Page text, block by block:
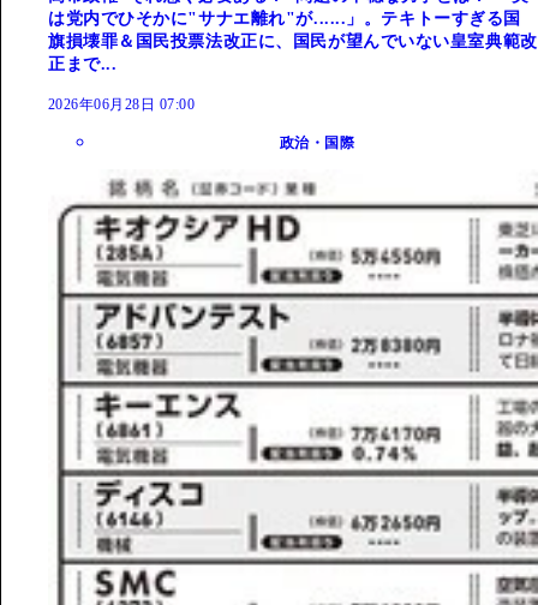
は党内でひそかに"サナエ離れ"が......」。テキトーすぎる国
旗損壊罪＆国民投票法改正に、国民が望んでいない皇室典範改
正まで...
2026年06月28日 07:00
政治・国際